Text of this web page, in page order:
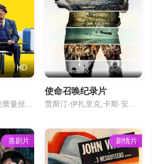
HD
皮尔斯·布鲁斯南,克蕾曼丝·波西,约翰·阿莫斯,尤尔根·普洛斯诺,伊恩·麦克尔希尼,塔拉·林恩·奥尼尔,塞缪尔·博顿利,德斯蒙德·伊斯特伍德,斯特拉·麦克考斯克,克莱尔·拉弗蒂,约瑟夫·隆恩,詹姆斯·基廷,阿丽·怀特,罗茜·麦克莱兰,莱奥·麦克德莫特,玛吉·克罗宁,埃斯琳·萝西,玛丽·毛尔兹,克里斯·麦克库里,帕蒂·杰金斯
使命召唤纪录片
贾斯汀·伊扎里克,卡斯·安瓦尔,Chance Glasco,Josh Olin,Mike Rufail
喜剧片 剧情片